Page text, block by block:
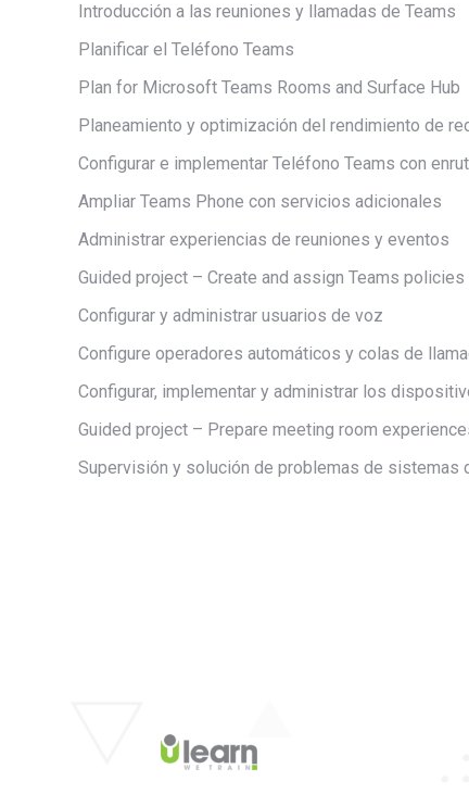
Introducción a las reuniones y llamadas de Teams
Planificar el Teléfono Teams
Plan for Microsoft Teams Rooms and Surface Hub
Planeamiento y optimización del rendimiento de
Configurar e implementar Teléfono Teams con
Ampliar Teams Phone con servicios adicionales
Administrar experiencias de reuniones y eventos
Guided project – Create and assign Teams
Configurar y administrar usuarios de voz
Configure operadores automáticos y colas de
Configurar, implementar y administrar los
Guided project – Prepare meeting room
Supervisión y solución de problemas de sistemas